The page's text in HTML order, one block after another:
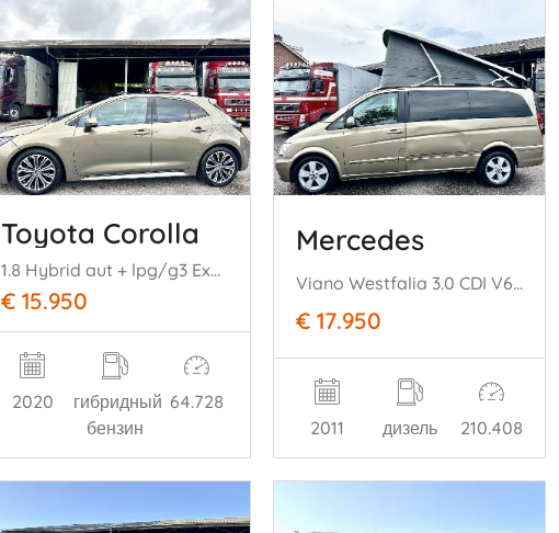
Toyota Corolla
1.8 Hybrid aut + lpg/g3 Executive - 64dkm nap - pano - head up - keyless - kuipstoelen - lpg/g3 onderbouw
€ 15.950
2020
гибридный
бензин
64.728
Mercedes
Viano Westfalia 3.0 CDI V6 224pk aut Ambiente Fun Ed Lang 5pers - elektr dak + schuifdeur + klapramen - euro5 - webasto
€ 17.950
2011 дизель 210.408